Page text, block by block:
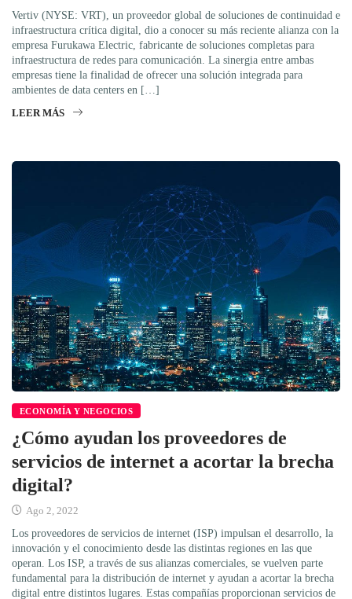
Vertiv (NYSE: VRT), un proveedor global de soluciones de continuidad e
infraestructura crítica digital, dio a conocer su más reciente alianza con la
empresa Furukawa Electric, fabricante de soluciones completas para
infraestructura de redes para comunicación. La sinergia entre ambas
empresas tiene la finalidad de ofrecer una solución integrada para
ambientes de data centers en […]
LEER MÁS
ECONOMÍA Y NEGOCIOS
¿Cómo ayudan los proveedores de
servicios de internet a acortar la brecha
digital?
Ago 2, 2022
Los proveedores de servicios de internet (ISP) impulsan el desarrollo, la
innovación y el conocimiento desde las distintas regiones en las que
operan. Los ISP, a través de sus alianzas comerciales, se vuelven parte
fundamental para la distribución de internet y ayudan a acortar la brecha
digital entre distintos lugares. Estas compañías proporcionan servicios de